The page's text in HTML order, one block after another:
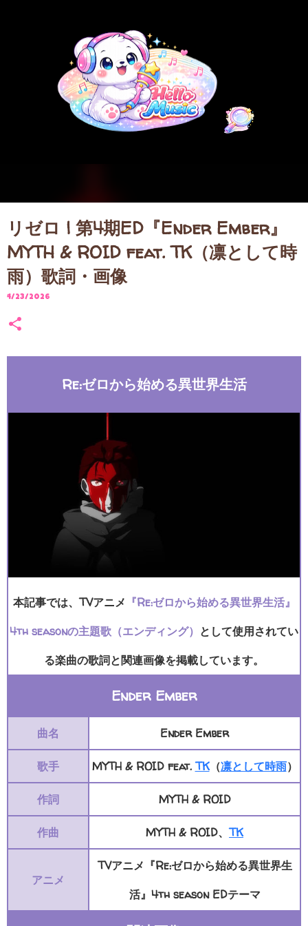
リゼロ | 第4期ED『Ender Ember』
MYTH & ROID feat. TK（凛として時
雨）歌詞・画像
4/23/2026
Re:ゼロから始める異世界生活
本記事では、TVアニメ 『Re:ゼロから始める異世界生活』
4th seasonの主題歌（エンディング） として使用されてい
る楽曲の歌詞と関連画像を掲載しています。
Ender Ember
曲名 Ender Ember
歌手 MYTH & ROID feat.TK（凛として時雨）
作詞 MYTH & ROID
作曲 MYTH & ROID、TK
アニメ
TVアニメ『Re:ゼロから始める異世界生
活』4th season EDテーマ